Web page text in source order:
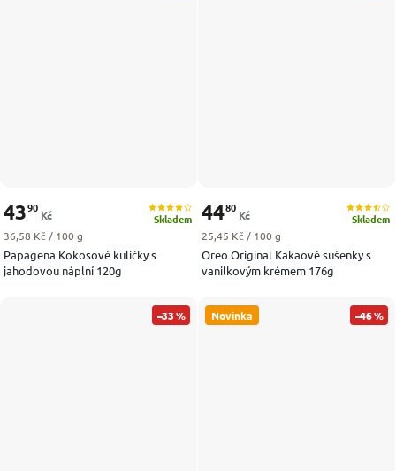
Papagena Kokosové kuličky s
jahodovou náplní 120g
Skladem
4390
Kč
Měrná cena:
36,58 Kč / 100 g
Oreo Original Kakaové sušenky s
vanilkovým krémem 176g
Skladem
4480
Kč
Měrná cena:
25,45 Kč / 100 g
–33 % Novinka –46 %